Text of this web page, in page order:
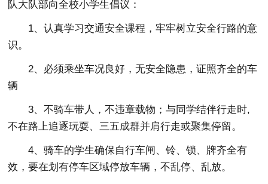
队大队部向全校小学生倡议：
1、认真学习交通安全课程，牢牢树立安全行路的意
识。
2、必须乘坐车况良好，无安全隐患，证照齐全的车
辆
3、不骑车带人，不违章载物；与同学结伴行走时,
不在路上追逐玩耍、三五成群并肩行走或聚集停留。
4、骑车的学生确保自行车闸、铃、锁、牌齐全有
效，要在划有停车区域停放车辆，不乱停、乱放。